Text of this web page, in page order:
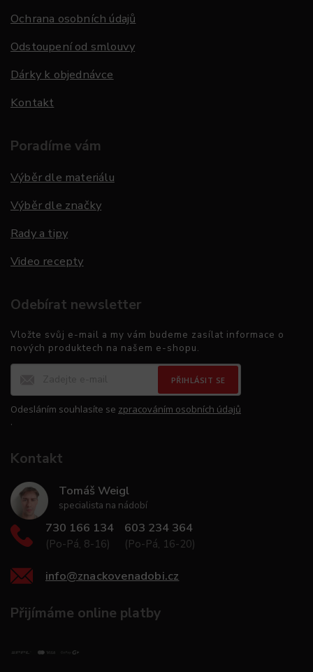
Ochrana osobních údajů
Odstoupení od smlouvy
Dárky k objednávce
Kontakt
Poradíme vám
Výběr dle materiálu
Výběr dle značky
Rady a tipy
Video recepty
Odebírat newsletter
Vložte svůj e-mail a my vám budeme zasílat informace o
nových produktech na našem e-shopu.
PŘIHLÁSIT SE
Odesláním souhlasíte se zpracováním osobních údajů
.
Kontakt
Tomáš Weigl
specialista na nádobí
730 166 134
(Po-Pá, 8-16)
603 234 364
(Po-Pá, 16-20)
info@znackovenadobi.cz
Přijímáme online platby